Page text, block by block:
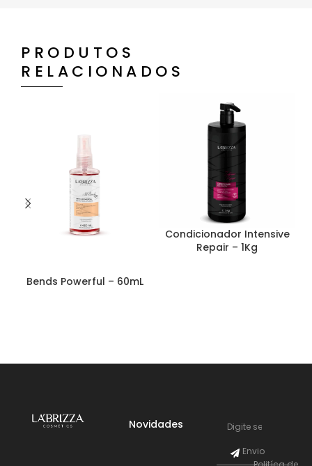
PRODUTOS
RELACIONADOS
Bends Powerful – 60mL
Condicionador Intensive
Repair – 1Kg
Novidades
Envio